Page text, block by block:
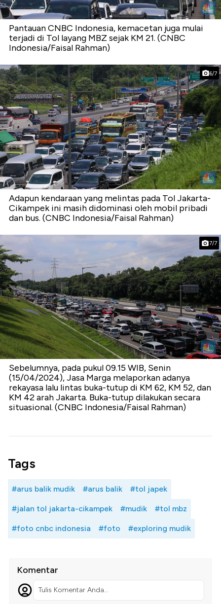
Pantauan CNBC Indonesia, kemacetan juga mulai
terjadi di Tol layang MBZ sejak KM 21. (CNBC
Indonesia/Faisal Rahman)
6/7
Adapun kendaraan yang melintas pada Tol Jakarta-
Cikampek ini masih didominasi oleh mobil pribadi
dan bus. (CNBC Indonesia/Faisal Rahman)
7/7
Sebelumnya, pada pukul 09.15 WIB, Senin
(15/04/2024), Jasa Marga melaporkan adanya
rekayasa lalu lintas buka-tutup di KM 62, KM 52, dan
KM 42 arah Jakarta. Buka-tutup dilakukan secara
situasional. (CNBC Indonesia/Faisal Rahman)
Tags
#arus balik mudik #arus balik #tol japek
#jalan tol jakarta-cikampek #mudik #tol mbz
#foto cnbc indonesia #foto #exploring mudik
Komentar
Tulis Komentar Anda...